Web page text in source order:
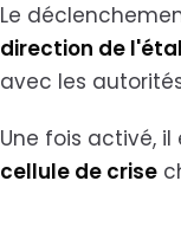
Le
direction de
avec les
Une fois activé,
cellule de crise